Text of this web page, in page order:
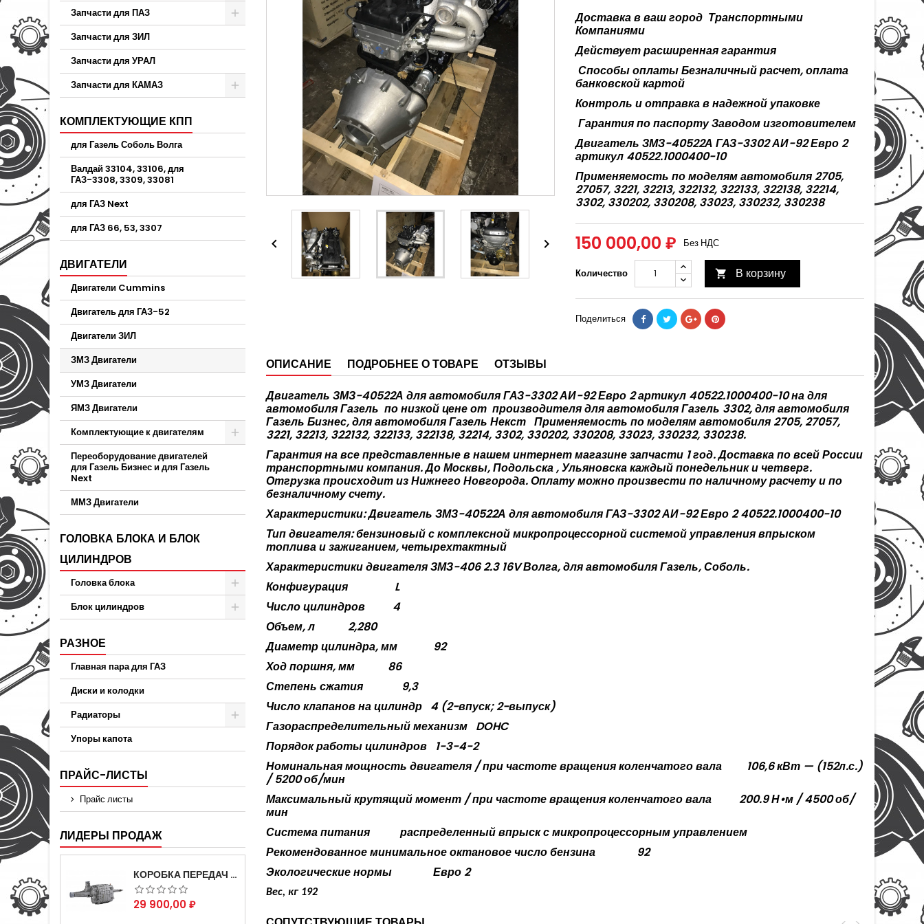
Запчасти для ПАЗ
Запчасти для ЗИЛ
Запчасти для УРАЛ
Запчасти для КАМАЗ
КОМПЛЕКТУЮЩИЕ КПП
для Газель Соболь Волга
Валдай 33104, 33106, для
ГАЗ-3308, 3309, 33081
для ГАЗ Next
для ГАЗ 66, 53, 3307
ДВИГАТЕЛИ
Двигатели Cummins
Двигатель для ГАЗ-52
Двигатели ЗИЛ
ЗМЗ Двигатели
УМЗ Двигатели
ЯМЗ Двигатели
Комплектующие к двигателям
Переоборудование двигателей
для Газель Бизнес и для Газель
Next
ММЗ Двигатели
ГОЛОВКА БЛОКА И БЛОК
ЦИЛИНДРОВ
Головка блока
Блок цилиндров
РАЗНОЕ
Главная пара для ГАЗ
Диски и колодки
Радиаторы
Упоры капота
ПРАЙС-ЛИСТЫ
Прайс листы
ЛИДЕРЫ ПРОДАЖ
КОРОБКА ПЕРЕДАЧ НА ДЛЯ АВТОМОБИЛЯ ГАЗЕЛЬ 3302 АРТИКУЛ 3302-1700010 (УСИЛЕННАЯ)
Цена
29 900,00 ₽
 
Доставка в ваш город Транспортными
Компаниями
Действует расширенная гарантия
Способы оплаты Безналичный расчет, оплата
банковской картой
Контроль и отправка в надежной упаковке
Гарантия по паспорту Заводом изготовителем
Двигатель ЗМЗ-40522А ГАЗ-3302 АИ-92 Евро 2
артикул 40522.1000400-10
Применяемость по моделям автомобиля 2705,
27057, 3221, 32213, 322132, 322133, 322138, 32214,
3302, 330202, 330208, 33023, 330232, 330238
150 000,00 ₽ Без НДС
Количество  В корзину
Поделиться
ОПИСАНИЕ ПОДРОБНЕЕ О ТОВАРЕ
ОТЗЫВЫ
Двигатель ЗМЗ-40522А для автомобиля ГАЗ-3302 АИ-92 Евро 2 артикул 40522.1000400-10 на для
автомобиля Газель по низкой цене от производителя для автомобиля Газель 3302, для автомобиля
Газель Бизнес, для автомобиля Газель Некст Применяемость по моделям автомобиля2705, 27057,
3221, 32213, 322132, 322133, 322138, 32214, 3302, 330202, 330208, 33023, 330232, 330238.
Гарантия на все представленные в нашем интернет магазине запчасти 1 год. Доставка по всей России
транспортными компания. До Москвы, Подольска , Ульяновска каждый понедельник и четверг.
Отгрузка происходит из Нижнего Новгорода. Оплату можно произвести по наличному расчету и по
безналичному счету.
Характеристики: Двигатель ЗМЗ-40522А для автомобиля ГАЗ-3302 АИ-92 Евро 2 40522.1000400-10
Тип двигателя: бензиновый с комплексной микропроцессорной системой управления впрыском
топлива и зажиганием, четырехтактный
Характеристики двигателя ЗМЗ-406 2.3 16V Волга, для автомобиля Газель, Соболь.
Конфигурация
L
Число цилиндров
4
Объем, л
2,280
Диаметр цилиндра, мм
92
Ход поршня, мм
86
Степень сжатия
9,3
Число клапанов на цилиндр 4 (2-впуск; 2-выпуск)
Газораспределительный механизм DOHC
Порядок работы цилиндров
1-3-4-2
Номинальная мощность двигателя / при частоте вращения коленчатого вала
106,6 кВт — (152л.с.)
/ 5200 об/мин
Максимальный крутящий момент / при частоте вращения коленчатого вала
200.9 Н•м / 4500 об/
мин
Система питания
распределенный впрыск с микропроцессорным управлением
Рекомендованное минимальное октановое число бензина
92
Экологические нормы
Евро 2
Вес, кг 192